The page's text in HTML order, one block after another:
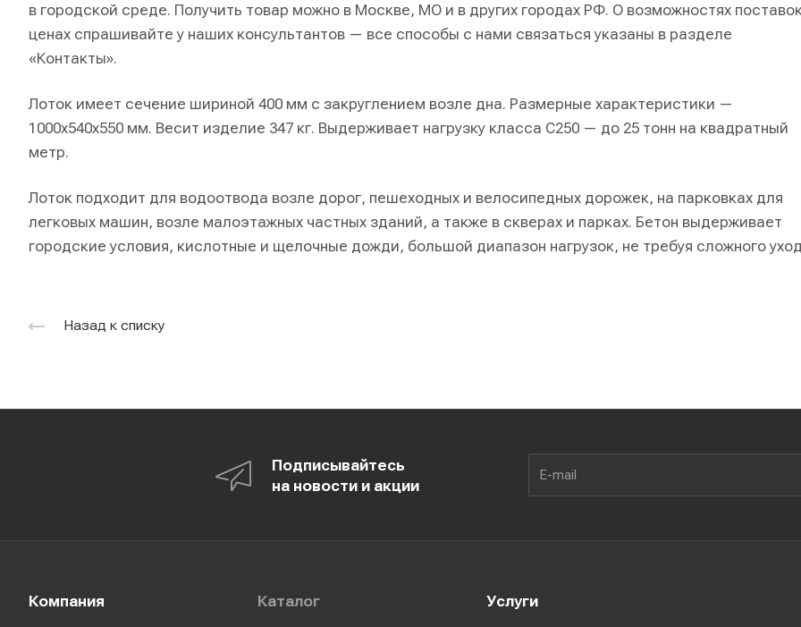
в городской среде. Получить товар можно в Москве, МО и в других городах РФ. О возможностях
ценах спрашивайте у наших консультантов — все способы с нами связаться указаны в разделе
«Контакты».
Лоток имеет сечение шириной 400 мм с закруглением возле дна. Размерные характеристики —
1000х540х550 мм. Весит изделие 347 кг. Выдерживает нагрузку класса С250 — до 25 тонн на квадратный
метр.
Лоток подходит для водоотвода возле дорог, пешеходных и велосипедных дорожек, на парковках для
легковых машин, возле малоэтажных частных зданий, а также в скверах и парках. Бетон выдерживает
городские условия, кислотные и щелочные дожди, большой диапазон нагрузок, не требуя сложного
Назад к списку
Подписывайтесь
на новости и акции
Компания Каталог Услуги